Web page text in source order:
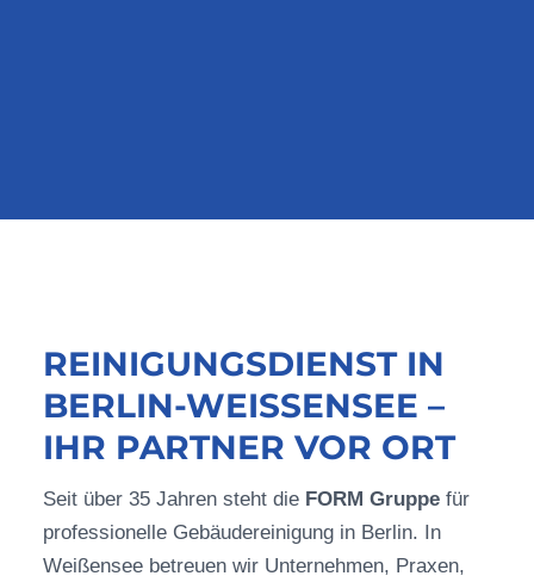
REINIGUNGSDIENST IN
BERLIN-WEISSENSEE – I
HR PARTNER VOR ORT
Seit über 35 Jahren steht die FORM Gruppe für
professionelle Gebäudereinigung in Berlin. In
Weißensee betreuen wir Unternehmen, Praxen,